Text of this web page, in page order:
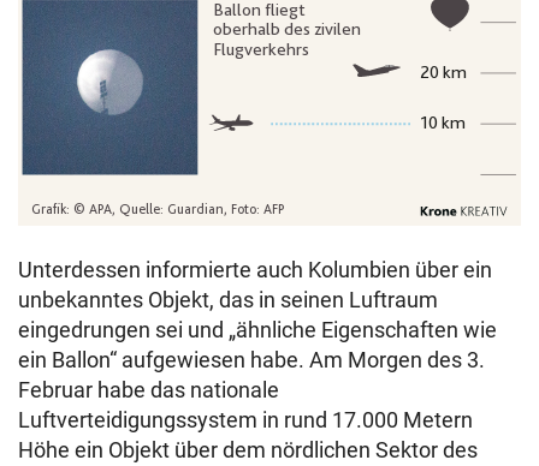
Unterdessen informierte auch Kolumbien über ein
unbekanntes Objekt, das in seinen Luftraum
eingedrungen sei und „ähnliche Eigenschaften wie
ein Ballon“ aufgewiesen habe. Am Morgen des 3.
Februar habe das nationale
Luftverteidigungssystem in rund 17.000 Metern
Höhe ein Objekt über dem nördlichen Sektor des